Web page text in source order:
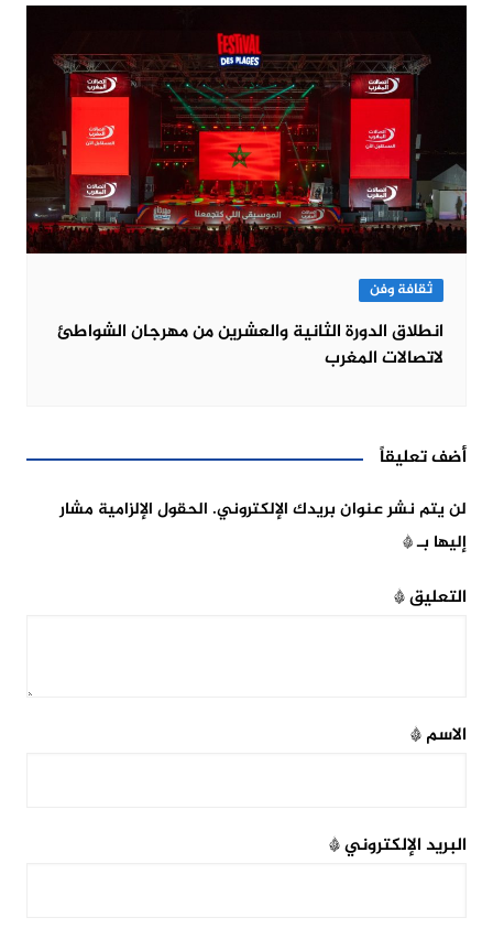
ثقافة وفن
انطلاق الدورة الثانية والعشرين من مهرجان الشواطئ
لاتصالات المغرب
أضف تعليقاً
لن يتم نشر عنوان بريدك الإلكتروني. الحقول الإلزامية مشار
إليها بـ*
التعليق*
الاسم*
البريد الإلكتروني*